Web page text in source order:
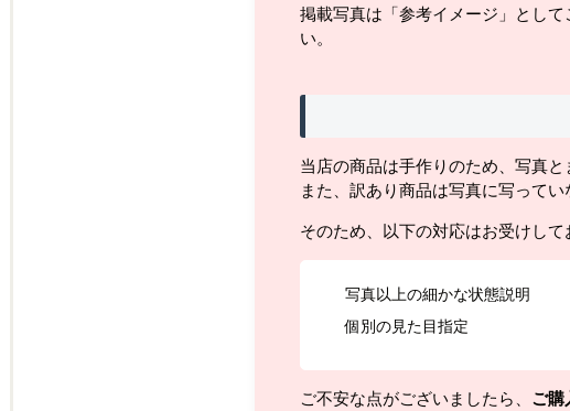
掲載写真は「参考イメージ」とし
い。
当店の商品は手作りのため、写真と
また、訳あり商品は写真に写って
そのため、以下の対応はお受けして
写真以上の細かな状態説明
個別の見た目指定
ご不安な点がございましたら、 ご購